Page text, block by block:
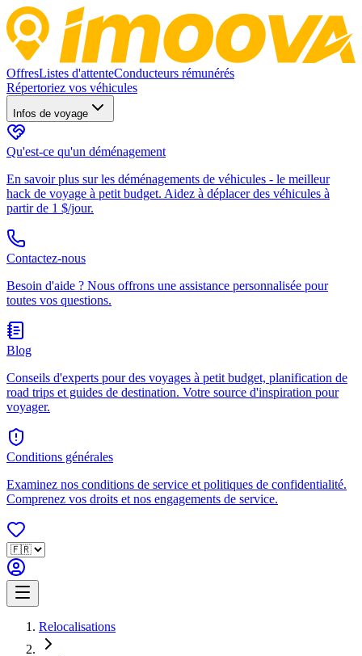
OffresListes d'attenteConducteurs rémunérés
Répertoriez vos véhicules
Infos de voyage
Qu'est-ce qu'un déménagement
En savoir plus sur les déménagements de véhicules - le meilleur
hack de voyage à petit budget. Aidez à déplacer des véhicules à
partir de 1 $/jour.
Contactez-nous
Besoin d'aide ? Nous offrons une assistance personnalisée pour
toutes vos questions.
Blog
Conseils d'experts pour des voyages à petit budget, planification de
road trips et guides de destination. Votre source d'inspiration pour
voyager.
Conditions générales
Examinez nos conditions de service et politiques de confidentialité.
Comprenez vos droits et nos engagements de service.
Relocalisations